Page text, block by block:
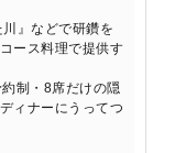
』などで研鑽を
ース料理で提供す
制・8席だけの隠
ィナーにうってつ